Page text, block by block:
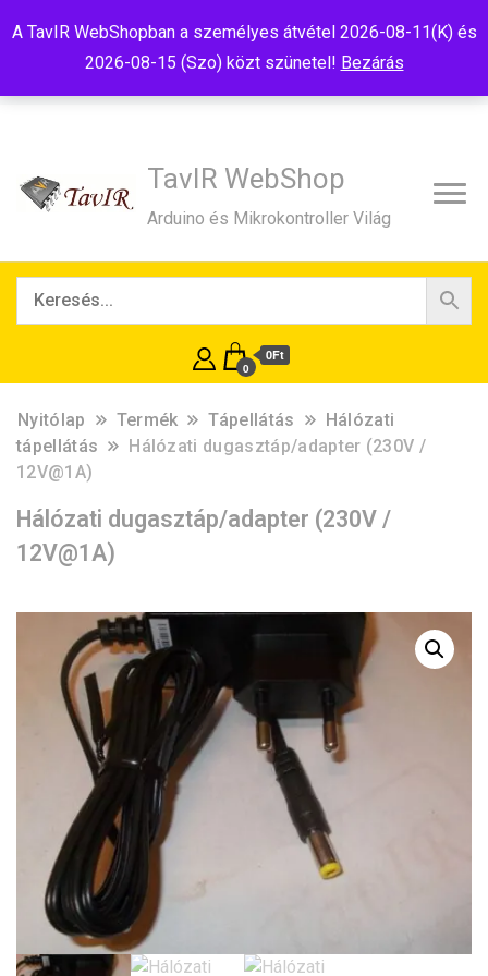
A TavIR WebShopban a személyes átvétel 2026-08-11(K) és
2026-08-15 (Szo) közt szünetel! Bezárás
TavIR WebShop
Arduino és Mikrokontroller Világ
0
0Ft
Nyitólap Termék Tápellátás
Hálózati
tápellátás
Hálózati dugasztáp/adapter (230V /
12V@1A)
Hálózati dugasztáp/adapter (230V /
12V@1A)